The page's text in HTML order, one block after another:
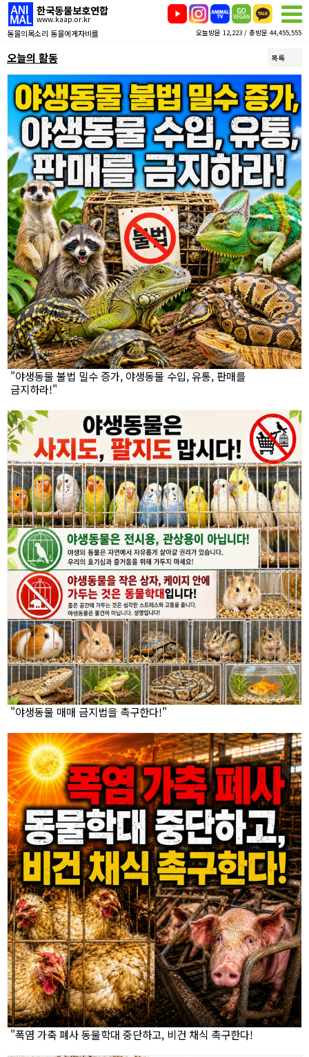
한국동물보호연합
www.kaap.or.kr
동물의목소리 동물에게자비를 오늘방문 12,223 / 총방문 44,455,555
오늘의 활동 목록
"야생동물 불법 밀수 증가, 야생동물 수입, 유통, 판매를
금지하라!"
"야생동물 매매 금지법을 촉구한다!"
"폭염 가축 폐사 동물학대 중단하고, 비건 채식 촉구한다!